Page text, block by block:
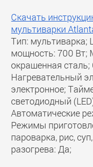
Скачать
мультиварки
Тип: мультиварка;
мощность: 700 Вт;
окрашенная
Нагревательный
электронное;
светодиодный
Автоматические
Режимы
пароварка, рис,
разогрева: Да;